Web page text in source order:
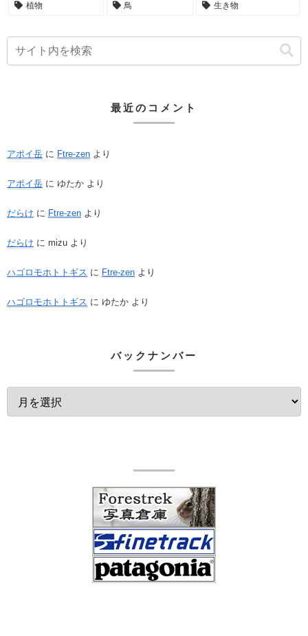
植物 鳥 生き物
最近のコメント
アポイ岳 に Ftre-zen より
アポイ岳 に ゆたか より
だらけ に Ftre-zen より
だらけ に mizu より
ハゴロモホトトギス に Ftre-zen より
ハゴロモホトトギス に ゆたか より
バックナンバー